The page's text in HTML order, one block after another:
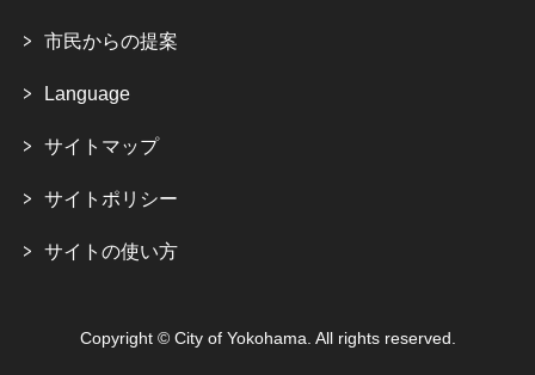
市民からの提案
Language
サイトマップ
サイトポリシー
サイトの使い方
Copyright © City of Yokohama. All rights reserved.